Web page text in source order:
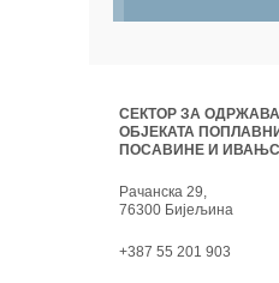
СЕКТОР ЗА
ОБЈЕКАТА
ПОСАВИНЕ И
Рачанска 29,
76300 Бијељина
+387 55 201 903